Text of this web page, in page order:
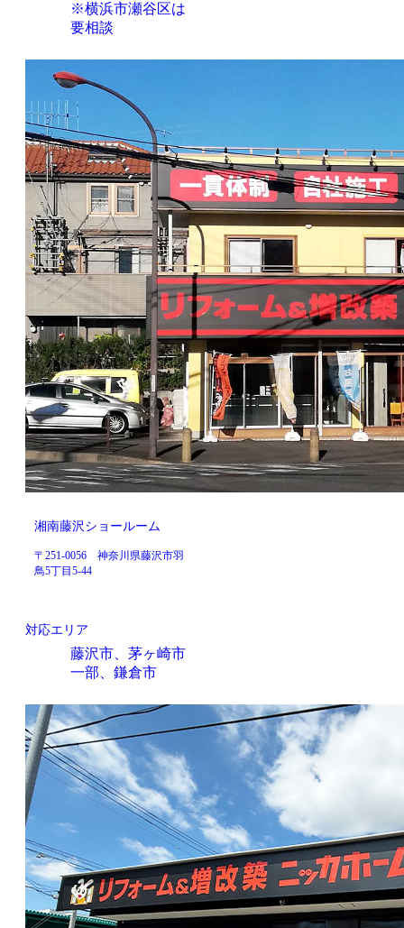
※横浜市瀬谷区は
要相談
湘南藤沢ショールーム
〒251-0056 神奈川県藤沢市羽
鳥5丁目5-44
対応エリア
藤沢市、茅ヶ崎市
一部、鎌倉市